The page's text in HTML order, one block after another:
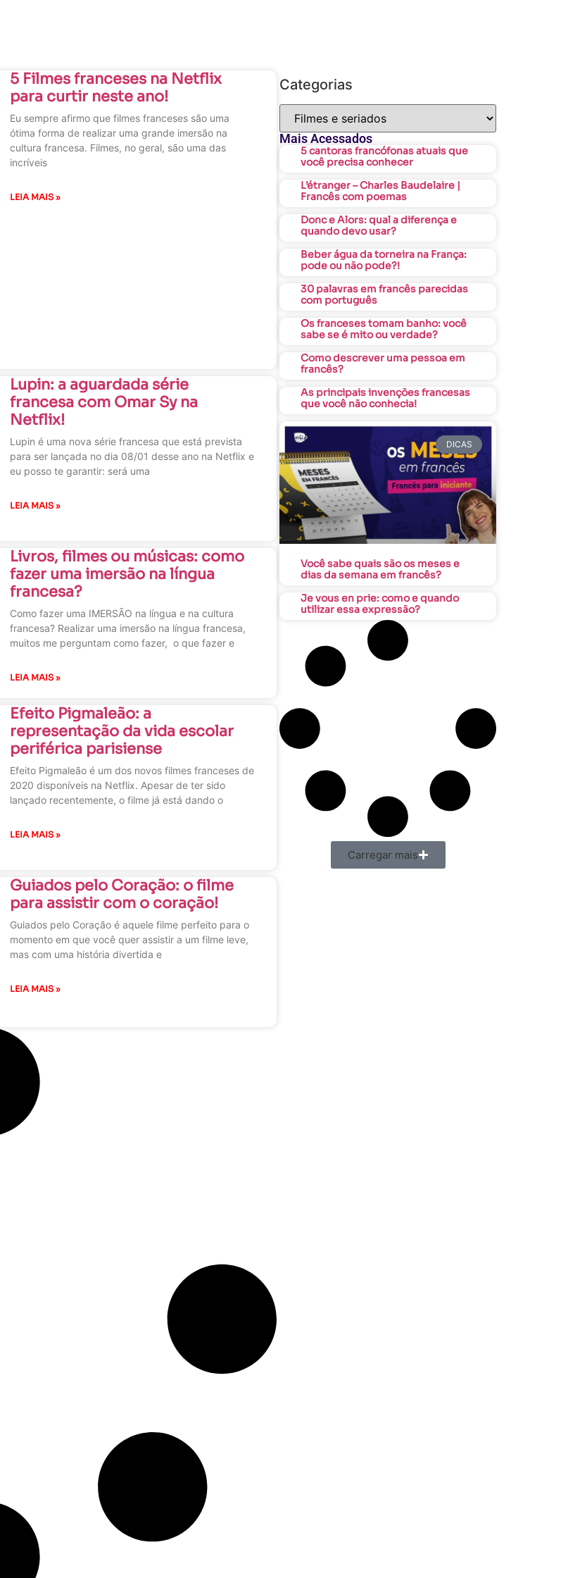
5 Filmes franceses na Netflix
para curtir neste ano!
Eu sempre afirmo que filmes franceses são uma
ótima forma de realizar uma grande imersão na
cultura francesa. Filmes, no geral, são uma das
incríveis
LEIA MAIS »
Lupin: a aguardada série
francesa com Omar Sy na
Netflix!
Lupin é uma nova série francesa que está prevista
para ser lançada no dia 08/01 desse ano na Netflix e
eu posso te garantir: será uma
LEIA MAIS »
Livros, filmes ou músicas: como
fazer uma imersão na língua
francesa?
Como fazer uma IMERSÃO na língua e na cultura
francesa? Realizar uma imersão na língua francesa,
muitos me perguntam como fazer, o que fazer e
LEIA MAIS »
Efeito Pigmaleão: a
representação da vida escolar
periférica parisiense
Efeito Pigmaleão é um dos novos filmes franceses de
2020 disponíveis na Netflix. Apesar de ter sido
lançado recentemente, o filme já está dando o
LEIA MAIS »
Guiados pelo Coração: o filme
para assistir com o coração!
Guiados pelo Coração é aquele filme perfeito para o
momento em que você quer assistir a um filme leve,
mas com uma história divertida e
LEIA MAIS »
Categorias
Mais Acessados
5 cantoras francófonas atuais que
você precisa conhecer
L’étranger – Charles Baudelaire |
Francês com poemas
Donc e Alors: qual a diferença e
quando devo usar?
Beber água da torneira na França:
pode ou não pode?!
30 palavras em francês parecidas
com português
Os franceses tomam banho: você
sabe se é mito ou verdade?
Como descrever uma pessoa em
francês?
As principais invenções francesas
que você não conhecia!
DICAS
Você sabe quais são os meses e
dias da semana em francês?
Je vous en prie: como e quando
utilizar essa expressão?
Carregar mais